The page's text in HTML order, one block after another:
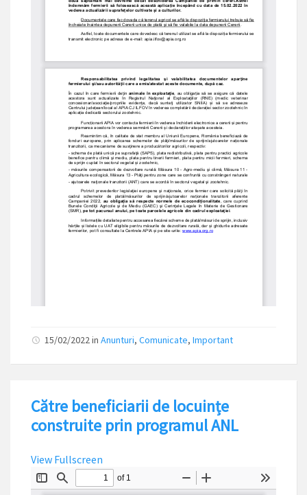
15/02/2022in Anunturi, Comunicate, Important
Către beneficiarii de locuințe
construite prin programul ANL
View Fullscreen